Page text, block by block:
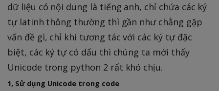
dữ liệu có nội dung là tiếng anh, chỉ chứa các ký
tự latinh thông thường thì gần như chẳng gặp
vấn đề gì, chỉ khi tương tác với các ký tự đặc
biệt, các ký tự có dấu thì chúng ta mới thấy
Unicode trong python 2 rất khó chịu.
1, Sử dụng Unicode trong code